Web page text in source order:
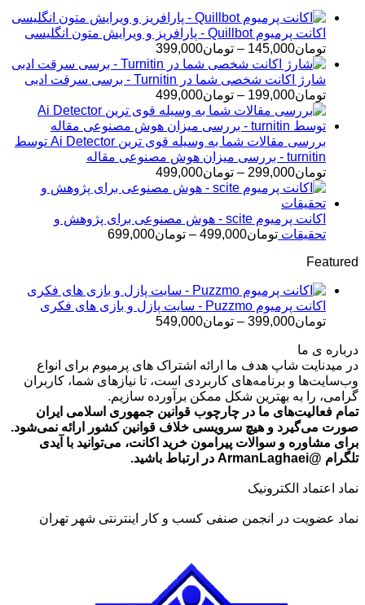
اکانت پرمیوم Quillbot - پارافریز و ویرایش متون انگلیسی
تومان145,000
– تومان399,000محدوده
قیمت:
تومان145,000
تا
تومان399,000
شارژ اکانت شخصی شما در Turnitin - برسی سرقت ادبی
تومان199,000
– تومان499,000محدوده
قیمت:
تومان199,000
تا
تومان499,000
بررسی مقالات شما به وسیله قوی ترین Ai Detector توسط
turnitin - بررسی میزان هوش مصنوعی مقاله
تومان299,000
– تومان499,000محدوده
قیمت:
تا
تومان499,000
اکانت پرمیوم scite - هوش مصنوعی برای پژوهش و
تحقیقات تومان499,000
– تومان699,000محدوده
تومان699,000
Featured
اکانت پرمیوم Puzzmo - سایت پازل و بازی های فکری
تومان399,000
– تومان549,000
تا
تومان549,000
درباره ی ما
در میدنایت شاپ هدف ما ارائه اشتراک های پرمیوم برای انواع
وب‌سایت‌ها و برنامه‌های کاربردی است، تا نیازهای شما، کاربران
گرامی، را به بهترین شکل ممکن برآورده سازیم.
تمام فعالیت‌های ما در چارچوب قوانین جمهوری اسلامی ایران
صورت می‌گیرد و هیچ سرویسی خلاف قوانین کشور ارائه نمی‌شود.
برای مشاوره و سوالات پیرامون خرید اکانت، می‌توانید با آیدی
تلگرام @ArmanLaghaei در ارتباط باشید.
نماد اعتماد الکترونیک
نماد عضویت در انجمن صنفی کسب و کار اینترنتی شهر تهران